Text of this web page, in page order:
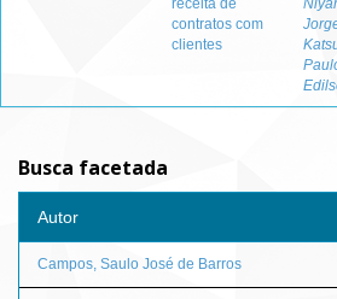
receita de
contratos com
clientes
Busca facetada
Autor
Campos, Saulo José de Barros